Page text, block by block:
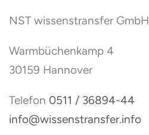
NST wissenstransfer GmbH
Warmbüchenkamp 4
30159 Hannover
Telefon 0511 / 36894-44
info@wissenstransfer.info